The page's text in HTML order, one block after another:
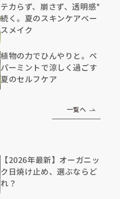
テカらず、崩さず、透明感*
続く。夏のスキンケアベー
スメイク
植物の力でひんやりと。ペ
パーミントで涼しく過ごす
夏のセルフケア
一覧へ
【2026年最新】オーガニッ
ク日焼け止め、選ぶならど
れ？